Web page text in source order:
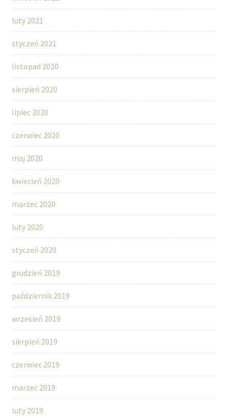
luty 2021
styczeń 2021
listopad 2020
sierpień 2020
lipiec 2020
czerwiec 2020
maj 2020
kwiecień 2020
marzec 2020
luty 2020
styczeń 2020
grudzień 2019
październik 2019
wrzesień 2019
sierpień 2019
czerwiec 2019
marzec 2019
luty 2019